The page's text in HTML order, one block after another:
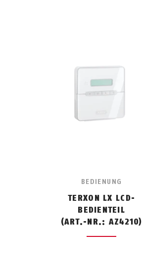
BEDIENUNG
TERXON LX LCD-
BEDIENTEIL
(ART.-NR.: AZ4210)